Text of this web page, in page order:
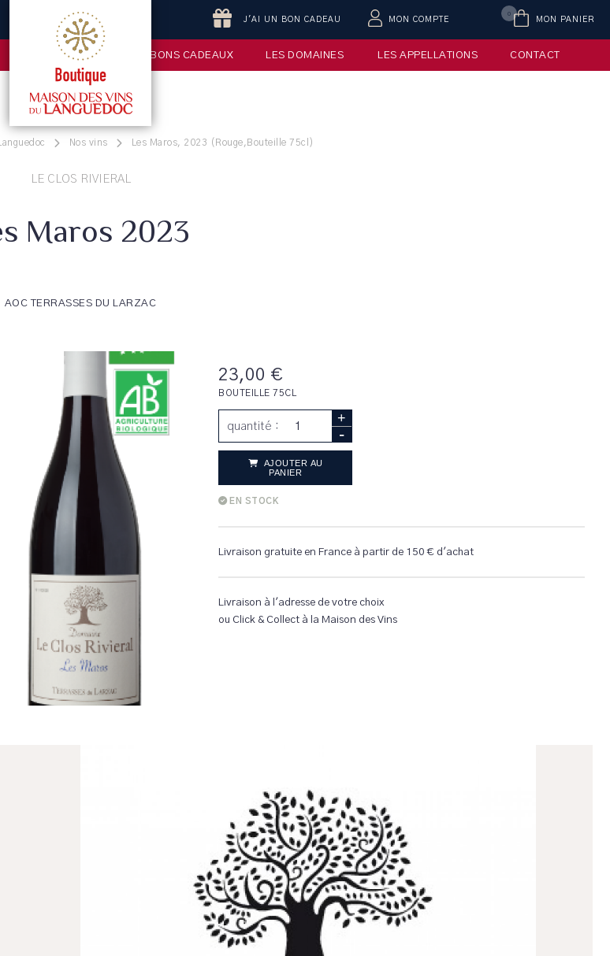
J'AI UN BON CADEAU MON COMPTE MON PANIER
0
BONS CADEAUX LES DOMAINES LES APPELLATIONS CONTACT
Nos vins Les Maros, 2023 (Rouge,Bouteille 75cl)
LE CLOS RIVIERAL
Maros 2023
AOC TERRASSES DU LARZAC
23,00 €
BOUTEILLE 75CL
quantité : +
-
AJOUTER AU
PANIER
EN STOCK
Livraison gratuite en France à partir de 150 € d'achat
Livraison à l'adresse de votre choix
ou Click & Collect à la Maison des Vins